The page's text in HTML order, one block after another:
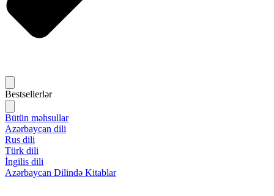
Bestsellerlər
Bütün məhsullar
Azərbaycan dili
Rus dili
Türk dili
İngilis dili
Azərbaycan Dilində Kitablar